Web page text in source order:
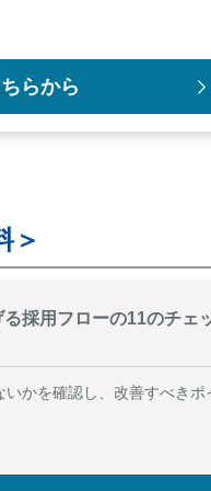
らから
＞
採用フローの11のチェ
かを確認し、改善すべきポ